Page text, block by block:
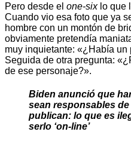
Pero desde el one-sixlo que
Cuando vio esa foto que ya
hombre con un montón de
obviamente pretendía
muy inquietante: «¿Había un
Seguida de otra pregunta:
de ese personaje?».
Biden anunció que
sean responsables
publican: lo que es
serlo ‘on-line’